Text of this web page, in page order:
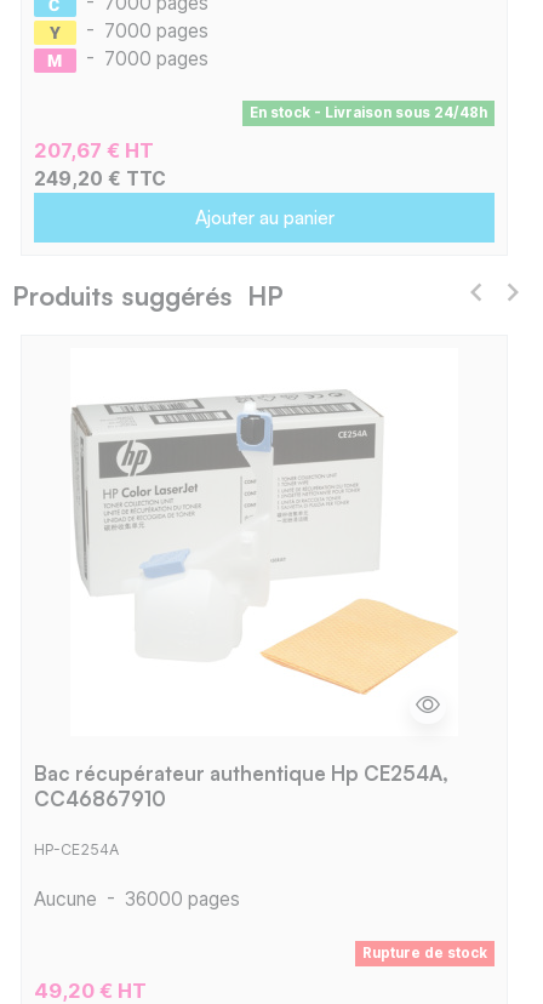
- 7000 pages
- 7000 pages
En stock - Livraison sous 24/48h
207,67 € HT
249,20 € TTC
Ajouter au panier
Produits suggérés HP
Bac récupérateur authentique Hp CE254A,
CC46867910
HP-CE254A
Aucune - 36000 pages
Rupture de stock
49,20 € HT